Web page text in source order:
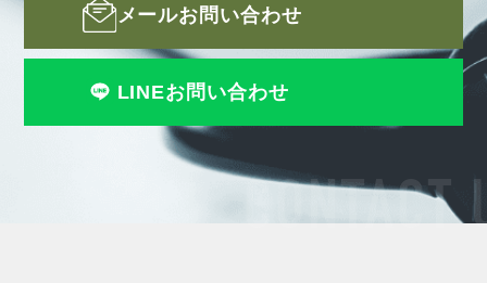
CONTACT
メールお問い合わせ
LINEお問い合わせ